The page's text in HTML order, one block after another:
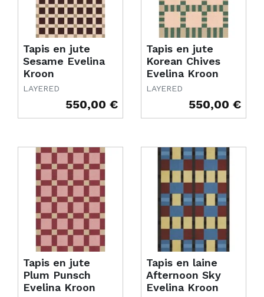
Tapis en jute
Sesame Evelina
Kroon
LAYERED
550,00 €
Tapis en jute
Korean Chives
Evelina Kroon
LAYERED
550,00 €
Tapis en jute
Plum Punsch
Evelina Kroon
Tapis en laine
Afternoon Sky
Evelina Kroon